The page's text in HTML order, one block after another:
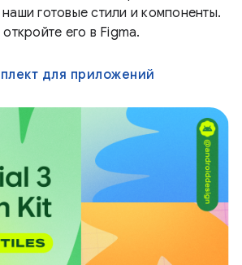
готовые стили и компоненты.
его в Figma.
для приложений